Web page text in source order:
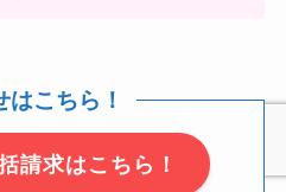
こちら！
請求はこちら！